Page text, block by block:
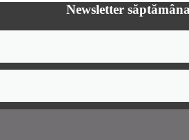
Newsletter